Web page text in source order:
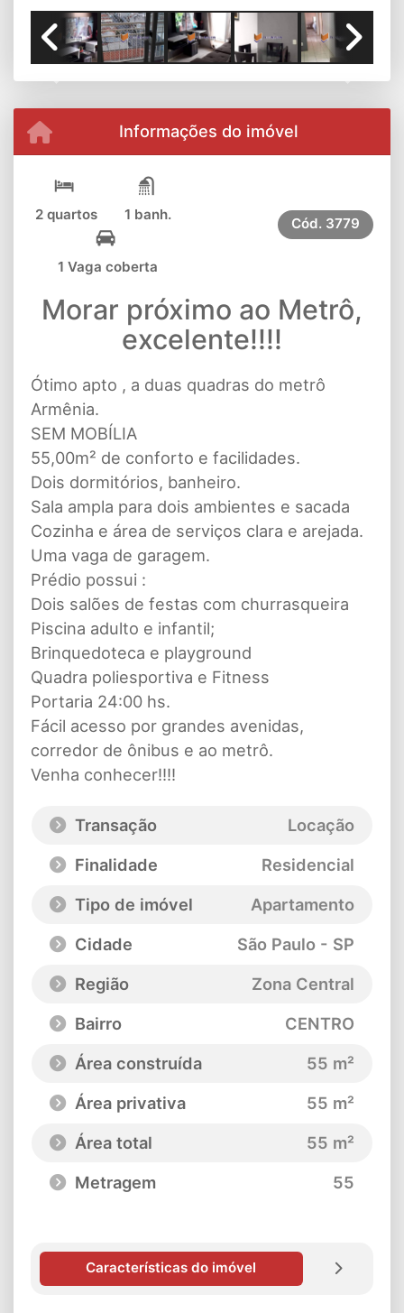
Informações do imóvel
2 quartos 1 banh.
1 Vaga coberta
Cód. 3779
Morar próximo ao Metrô,
excelente!!!!
Ótimo apto , a duas quadras do metrô
Armênia.
SEM MOBÍLIA
55,00m² de conforto e facilidades.
Dois dormitórios, banheiro.
Sala ampla para dois ambientes e sacada
Cozinha e área de serviços clara e arejada.
Uma vaga de garagem.
Prédio possui :
Dois salões de festas com churrasqueira
Piscina adulto e infantil;
Brinquedoteca e playground
Quadra poliesportiva e Fitness
Portaria 24:00 hs.
Fácil acesso por grandes avenidas,
corredor de ônibus e ao metrô.
Venha conhecer!!!!
Transação
Locação
Finalidade
Residencial
Tipo de imóvel
Apartamento
Cidade
São Paulo - SP
Região
Zona Central
Bairro
CENTRO
Área construída
55 m²
Área privativa
55 m²
Área total
55 m²
Metragem
55
Características do imóvel